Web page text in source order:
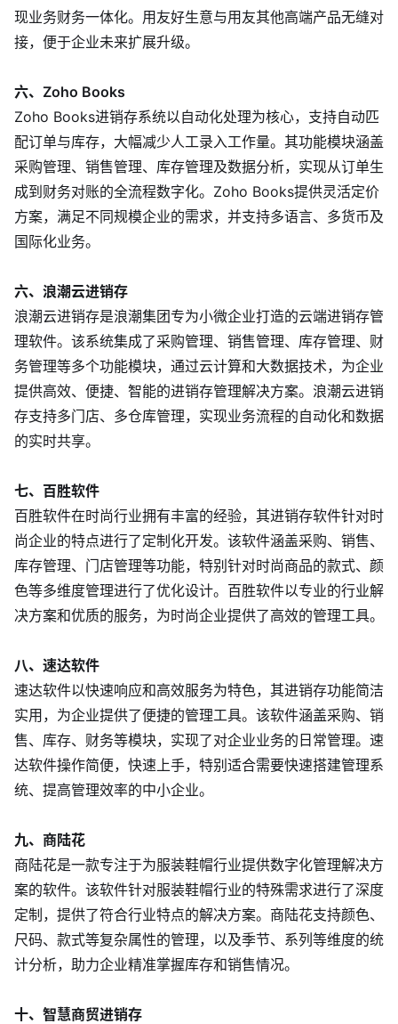
现业务财务一体化。用友好生意与用友其他高端产品无缝对
接，便于企业未来扩展升级。
六、Zoho Books
Zoho Books进销存系统以自动化处理为核心，支持自动匹
配订单与库存，大幅减少人工录入工作量。其功能模块涵盖
采购管理、销售管理、库存管理及数据分析，实现从订单生
成到财务对账的全流程数字化。Zoho Books提供灵活定价
方案，满足不同规模企业的需求，并支持多语言、多货币及
国际化业务。
六、浪潮云进销存
浪潮云进销存是浪潮集团专为小微企业打造的云端进销存管
理软件。该系统集成了采购管理、销售管理、库存管理、财
务管理等多个功能模块，通过云计算和大数据技术，为企业
提供高效、便捷、智能的进销存管理解决方案。浪潮云进销
存支持多门店、多仓库管理，实现业务流程的自动化和数据
的实时共享。
七、百胜软件
百胜软件在时尚行业拥有丰富的经验，其进销存软件针对时
尚企业的特点进行了定制化开发。该软件涵盖采购、销售、
库存管理、门店管理等功能，特别针对时尚商品的款式、颜
色等多维度管理进行了优化设计。百胜软件以专业的行业解
决方案和优质的服务，为时尚企业提供了高效的管理工具。
八、速达软件
速达软件以快速响应和高效服务为特色，其进销存功能简洁
实用，为企业提供了便捷的管理工具。该软件涵盖采购、销
售、库存、财务等模块，实现了对企业业务的日常管理。速
达软件操作简便，快速上手，特别适合需要快速搭建管理系
统、提高管理效率的中小企业。
九、商陆花
商陆花是一款专注于为服装鞋帽行业提供数字化管理解决方
案的软件。该软件针对服装鞋帽行业的特殊需求进行了深度
定制，提供了符合行业特点的解决方案。商陆花支持颜色、
尺码、款式等复杂属性的管理，以及季节、系列等维度的统
计分析，助力企业精准掌握库存和销售情况。
十、智慧商贸进销存